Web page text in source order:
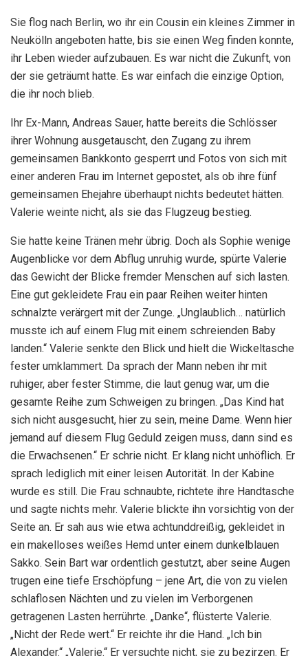
Sie flog nach Berlin, wo ihr ein Cousin ein kleines Zimmer in
Neukölln angeboten hatte, bis sie einen Weg finden konnte,
ihr Leben wieder aufzubauen. Es war nicht die Zukunft, von
der sie geträumt hatte. Es war einfach die einzige Option,
die ihr noch blieb.
Ihr Ex-Mann, Andreas Sauer, hatte bereits die Schlösser
ihrer Wohnung ausgetauscht, den Zugang zu ihrem
gemeinsamen Bankkonto gesperrt und Fotos von sich mit
einer anderen Frau im Internet gepostet, als ob ihre fünf
gemeinsamen Ehejahre überhaupt nichts bedeutet hätten.
Valerie weinte nicht, als sie das Flugzeug bestieg.
Sie hatte keine Tränen mehr übrig. Doch als Sophie wenige
Augenblicke vor dem Abflug unruhig wurde, spürte Valerie
das Gewicht der Blicke fremder Menschen auf sich lasten.
Eine gut gekleidete Frau ein paar Reihen weiter hinten
schnalzte verärgert mit der Zunge. „Unglaublich… natürlich
musste ich auf einem Flug mit einem schreienden Baby
landen.“ Valerie senkte den Blick und hielt die Wickeltasche
fester umklammert. Da sprach der Mann neben ihr mit
ruhiger, aber fester Stimme, die laut genug war, um die
gesamte Reihe zum Schweigen zu bringen. „Das Kind hat
sich nicht ausgesucht, hier zu sein, meine Dame. Wenn hier
jemand auf diesem Flug Geduld zeigen muss, dann sind es
die Erwachsenen.“ Er schrie nicht. Er klang nicht unhöflich. Er
sprach lediglich mit einer leisen Autorität. In der Kabine
wurde es still. Die Frau schnaubte, richtete ihre Handtasche
und sagte nichts mehr. Valerie blickte ihn vorsichtig von der
Seite an. Er sah aus wie etwa achtunddreißig, gekleidet in
ein makelloses weißes Hemd unter einem dunkelblauen
Sakko. Sein Bart war ordentlich gestutzt, aber seine Augen
trugen eine tiefe Erschöpfung – jene Art, die von zu vielen
schlaflosen Nächten und zu vielen im Verborgenen
getragenen Lasten herrührte. „Danke“, flüsterte Valerie.
„Nicht der Rede wert.“ Er reichte ihr die Hand. „Ich bin
Alexander.“ „Valerie.“ Er versuchte nicht, sie zu bezirzen. Er